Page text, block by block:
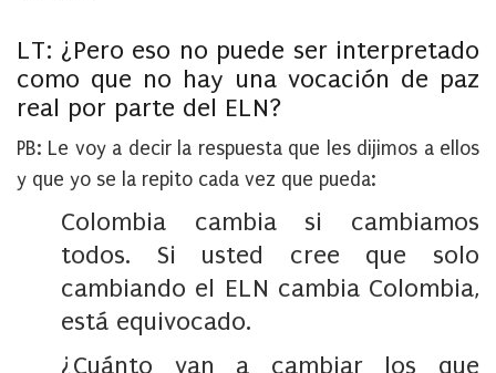
LT: ¿Pero eso no puede ser interpretado
como que no hay una vocación de paz
real por parte del ELN?
PB: Le voy a decir la respuesta que les dijimos a ellos
y que yo se la repito cada vez que pueda:
Colombia cambia si cambiamos
todos. Si usted cree que solo
cambiando el ELN cambia Colombia,
está equivocado.
¿Cuánto van a cambiar los que